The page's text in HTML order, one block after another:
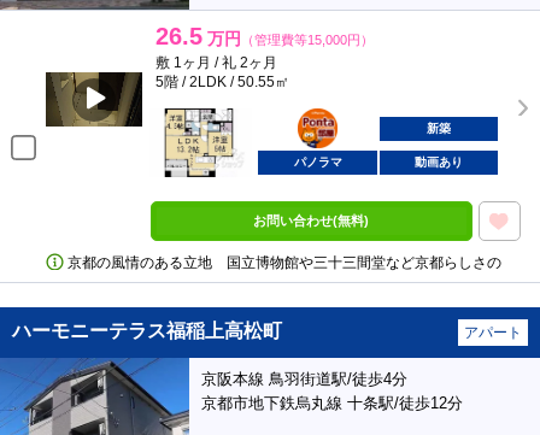
26.5 万円 （管理費等15,000円）
敷 1ヶ月 / 礼 2ヶ月
5階 / 2LDK / 50.55㎡
ポンタ
部屋
新築
パノラマ 動画あり
お問い合わせ(無料)
京都の風情のある立地 国立博物館や三十三間堂など京都らしさの
ハーモニーテラス福稲上高松町 アパート
京阪本線 鳥羽街道駅/徒歩4分
京都市地下鉄烏丸線 十条駅/徒歩12分